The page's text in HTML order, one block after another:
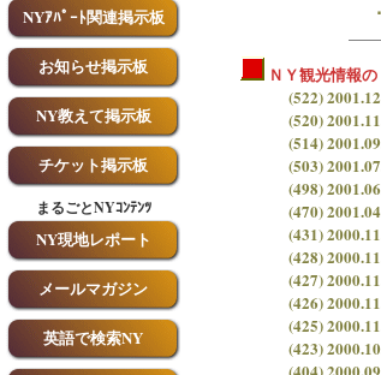
･
ＮＹ観光情報の
(522)
(520)
(514)
(503)
(498)
(470)
(431)
(428)
(427)
(426)
(425)
(423)
NYｱﾊﾟｰﾄ関連掲示板
お知らせ掲示板
NY教えて掲示板
チケット掲示板
まるごとNYｺﾝﾃﾝﾂ
NY現地レポート
メールマガジン
英語で検索NY